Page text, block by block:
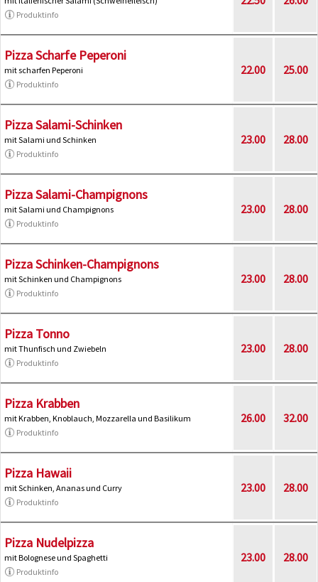
Produktinfo
Pizza Scharfe Peperoni
mit scharfen Peperoni
Produktinfo
22.00 25.00
Pizza Salami-Schinken
mit Salami und Schinken
Produktinfo
23.00 28.00
Pizza Salami-Champignons
mit Salami und Champignons
Produktinfo
23.00 28.00
Pizza Schinken-Champignons
mit Schinken und Champignons
Produktinfo
23.00 28.00
Pizza Tonno
mit Thunfisch und Zwiebeln
Produktinfo
23.00 28.00
Pizza Krabben
mit Krabben, Knoblauch, Mozzarella und Basilikum
Produktinfo
26.00 32.00
Pizza Hawaii
mit Schinken, Ananas und Curry
Produktinfo
23.00 28.00
Pizza Nudelpizza
mit Bolognese und Spaghetti
Produktinfo
23.00 28.00